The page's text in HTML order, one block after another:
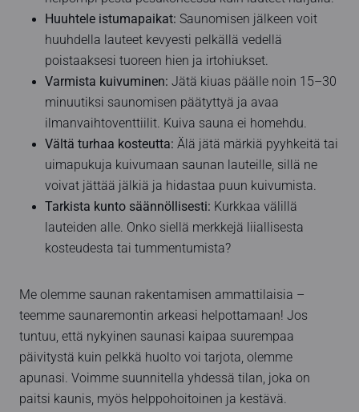
Huuhtele istumapaikat: Saunomisen jälkeen voit
huuhdella lauteet kevyesti pelkällä vedellä
poistaaksesi tuoreen hien ja irtohiukset.
Varmista kuivuminen: Jätä kiuas päälle noin 15–30
minuutiksi saunomisen päätyttyä ja avaa
ilmanvaihtoventtiilit. Kuiva sauna ei homehdu.
Vältä turhaa kosteutta: Älä jätä märkiä pyyhkeitä tai
uimapukuja kuivumaan saunan lauteille, sillä ne
voivat jättää jälkiä ja hidastaa puun kuivumista.
Tarkista kunto säännöllisesti: Kurkkaa välillä
lauteiden alle. Onko siellä merkkejä liiallisesta
kosteudesta tai tummentumista?
Me olemme saunan rakentamisen ammattilaisia –
teemme saunaremontin arkeasi helpottamaan! Jos
tuntuu, että nykyinen saunasi kaipaa suurempaa
päivitystä kuin pelkkä huolto voi tarjota, olemme
apunasi. Voimme suunnitella yhdessä tilan, joka on
paitsi kaunis, myös helppohoitoinen ja kestävä.